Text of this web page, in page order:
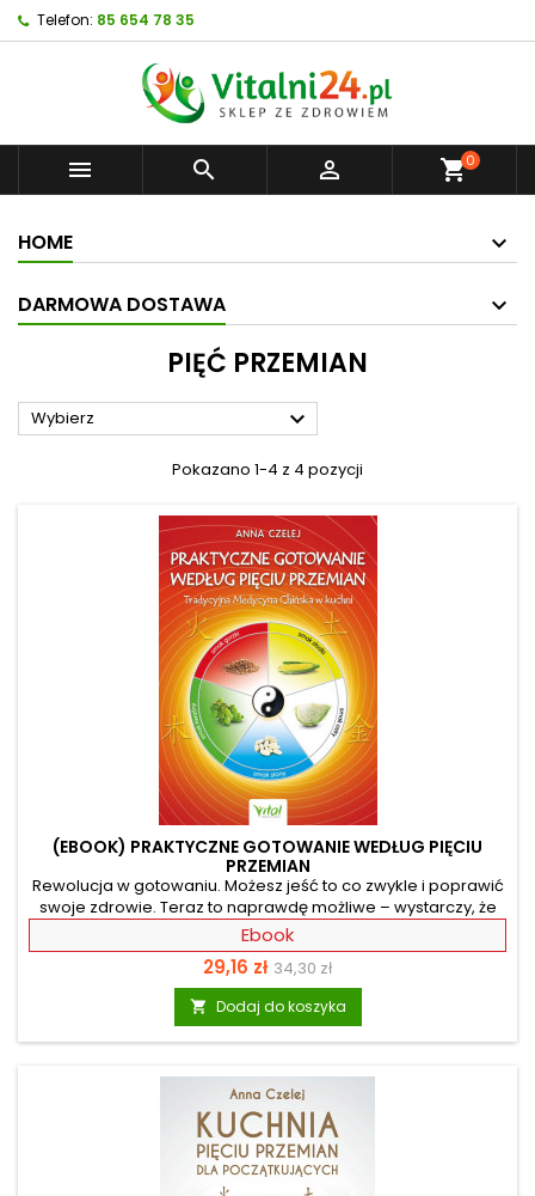
Telefon: 85 654 78 35
   shopping_cart0
HOME
DARMOWA DOSTAWA
PIĘĆ PRZEMIAN
Wybierz 
Pokazano 1-4 z 4 pozycji
(EBOOK) PRAKTYCZNE GOTOWANIE WEDŁUG PIĘCIU
PRZEMIAN
Rewolucja w gotowaniu. Możesz jeść to co zwykle i poprawić
swoje zdrowie. Teraz to naprawdę możliwe – wystarczy, że
zmienisz sposób przygotowania posiłków. Gotowanie wg
Pięciu Przemian to bardzo prosta metoda, która uzdrowi
Twoją kuchnię. Technika opracowana w starożytnych
Chinach jest ściśle powiązana z chińską filozofią. Polega na
osiągnięciu harmonii organizmu z otoczeniem, przez
odpowiednie odżywianie i gotowanie. To nie książka
Ebook
Cena
29,16 zł Cena
podstawowa
34,30 zł
 Dodaj do koszyka